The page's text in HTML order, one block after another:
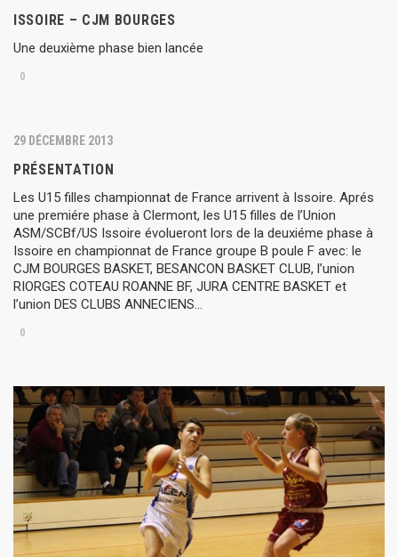
ISSOIRE – CJM BOURGES
Une deuxième phase bien lancée
0
29 DÉCEMBRE 2013
PRÉSENTATION
Les U15 filles championnat de France arrivent à Issoire. Aprés
une premiére phase à Clermont, les U15 filles de l’Union
ASM/SCBf/US Issoire évolueront lors de la deuxiéme phase à
Issoire en championnat de France groupe B poule F avec: le
CJM BOURGES BASKET, BESANCON BASKET CLUB, l’union
RIORGES COTEAU ROANNE BF, JURA CENTRE BASKET et
l’union DES CLUBS ANNECIENS…
0